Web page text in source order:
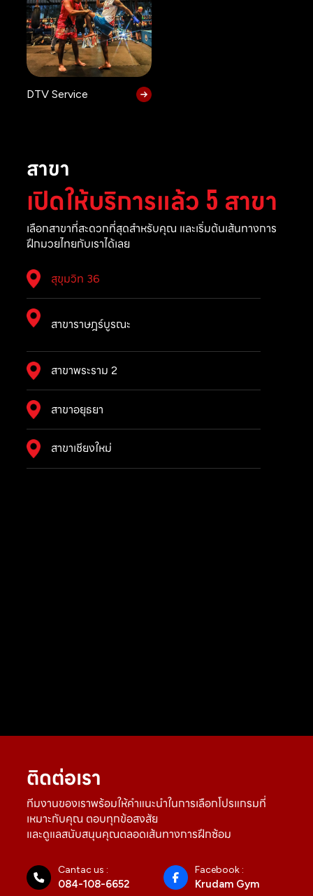
DTV Service
สาขา
เปิดให้บริการแล้ว 5 สาขา
เลือกสาขาที่สะดวกที่สุดสำหรับคุณ และเริ่มต้นเส้นทางการ
ฝึกมวยไทยกับเราได้เลย
สุขุมวิท 36
สาขาราษฎร์บูรณะ
สาขาพระราม 2
สาขาอยุธยา
สาขาเชียงใหม่
ติดต่อเรา
ทีมงานของเราพร้อมให้คำแนะนำในการเลือกโปรแกรมที่
เหมาะกับคุณ ตอบทุกข้อสงสัย
และดูแลสนับสนุนคุณตลอดเส้นทางการฝึกซ้อม
Cantac us :
084-108-6652
Facebook :
Krudam Gym